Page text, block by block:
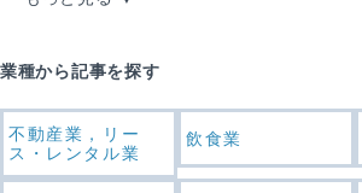
業種から記事を探す
不動産業，リー
ス・レンタル業
飲食業